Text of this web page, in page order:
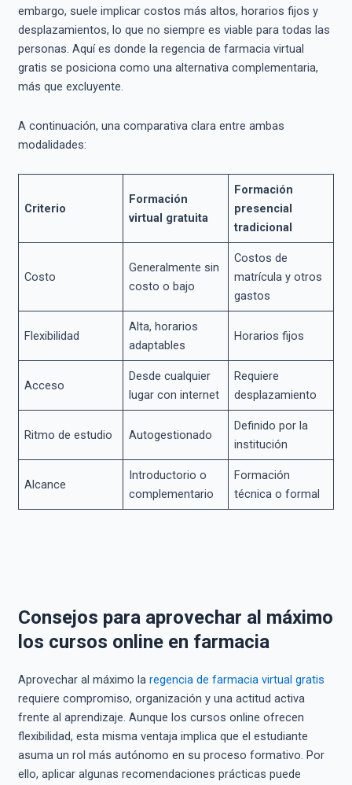
embargo, suele implicar costos más altos, horarios fijos y
desplazamientos, lo que no siempre es viable para todas las
personas. Aquí es donde la regencia de farmacia virtual
gratis se posiciona como una alternativa complementaria,
más que excluyente.
A continuación, una comparativa clara entre ambas
modalidades:
Criterio
Formación
virtual gratuita
Formación
presencial
tradicional
Costo
Generalmente sin
costo o bajo
Costos de
matrícula y otros
gastos
Flexibilidad
Alta, horarios
adaptables
Horarios fijos
Acceso
Desde cualquier
lugar con internet
Requiere
desplazamiento
Ritmo de estudio Autogestionado
Definido por la
institución
Alcance
Introductorio o
complementario
Formación
técnica o formal
Consejos para aprovechar al máximo
los cursos online en farmacia
Aprovechar al máximo la regencia de farmacia virtual gratis
requiere compromiso, organización y una actitud activa
frente al aprendizaje. Aunque los cursos online ofrecen
flexibilidad, esta misma ventaja implica que el estudiante
asuma un rol más autónomo en su proceso formativo. Por
ello, aplicar algunas recomendaciones prácticas puede